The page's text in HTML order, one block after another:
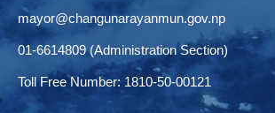
mayor@changunarayanmun.gov.np
01-6614809 (Administration Section)
Toll Free Number: 1810-50-00121